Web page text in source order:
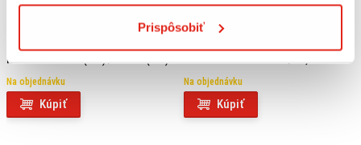
Prispôsobiť
HONDA NT1100 (21-) / XL750 (22-)
Na objednávku
Kúpiť
114,95 €
Na objednávku
Kúpiť